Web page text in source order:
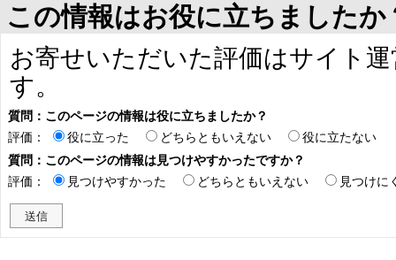
この情報はお役に立ちましたか
お寄せいただいた評価はサイト
す。
質問：このページの情報は役に立ちましたか？
評価：
役に立った どちらともいえない
役に立たない
質問：このページの情報は見つけやすかったですか？
評価：
見つけやすかった どちらともいえない 見つけに